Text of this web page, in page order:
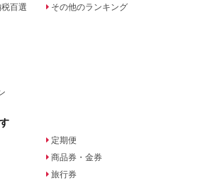
百選
その他のランキング
定期便
商品券・金券
旅行券